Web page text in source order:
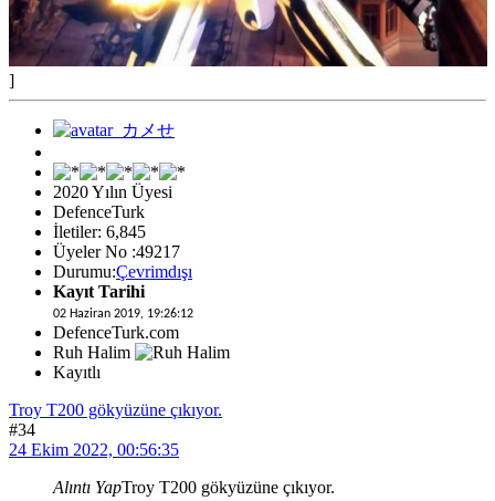
]
2020 Yılın Üyesi
DefenceTurk
İletiler: 6,845
Üyeler No :49217
Durumu:Çevrimdışı
Kayıt Tarihi
02 Haziran 2019, 19:26:12
DefenceTurk.com
Ruh Halim
Kayıtlı
Troy T200 gökyüzüne çıkıyor.
#34
24 Ekim 2022, 00:56:35
Alıntı YapTroy T200 gökyüzüne çıkıyor.